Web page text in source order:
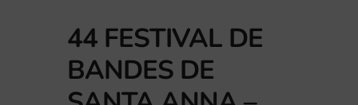
Àrea Artística
44 FESTIVAL DE
BANDES DE